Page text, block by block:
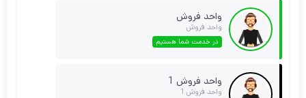
واحد فروش
واحد فروش
در خدمت شما هستیم
واحد فروش 1
واحد فروش 1